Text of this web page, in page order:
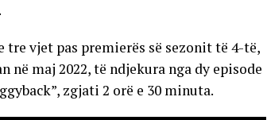
vjet pas premierës së sezonit të 4-të,
maj 2022, të ndjekura nga dy episode
zgjati 2 orë e 30 minuta.